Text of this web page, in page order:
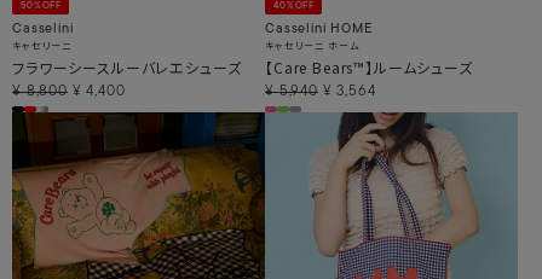
50%OFF
Casselini
キャセリーニ
フラワーシースルーバレエシューズ
¥ 8,800 ¥ 4,400
40%OFF
Casselini HOME
キャセリーニ ホーム
【Care Bears™】ルームシューズ
¥ 5,940 ¥ 3,564